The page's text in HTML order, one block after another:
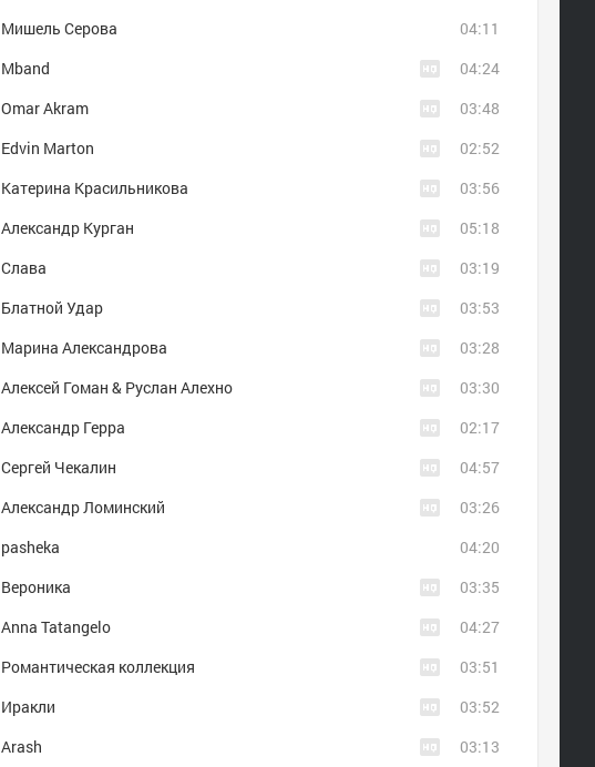
Мишель Серова
04:11
Mband
04:24
Omar Akram
03:48
Edvin Marton
02:52
Катерина Красильникова
03:56
Александр Курган
05:18
Слава
03:19
Блатной Удар
03:53
Марина Александрова
03:28
Алексей Гоман & Руслан Алехно
03:30
Александр Герра
02:17
Сергей Чекалин
04:57
Александр Ломинский
03:26
pasheka
04:20
Вероника
03:35
Anna Tatangelo
04:27
Романтическая коллекция
03:51
Иракли
03:52
Arash 03:13